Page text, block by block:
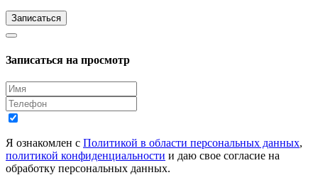
Записаться
Записаться на просмотр
Я ознакомлен с Политикой в области персональных данных,
политикой конфиденциальности и даю свое согласие на
обработку персональных данных.